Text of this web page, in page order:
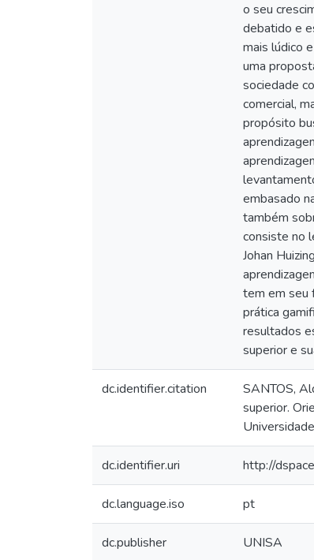
o seu
debatido e
mais lúdico
uma
sociedade
comercial,
propósito
embasado
também
consiste no
Johan
tem em seu
prática
resultados
superior e
dc.identifier.citation
SANTOS,
superior.
dc.identifier.uri http://
dc.language.iso pt
dc.publisher UNISA